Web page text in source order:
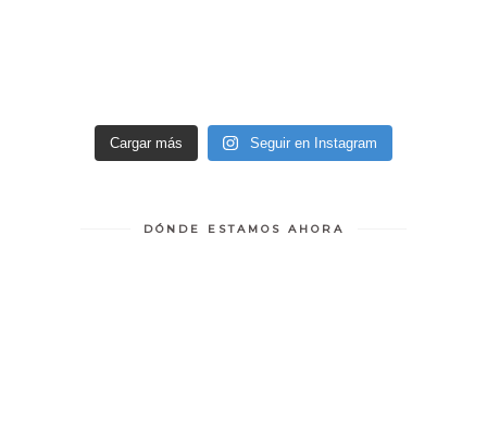
Cargar más Seguir en Instagram
DÓNDE ESTAMOS AHORA